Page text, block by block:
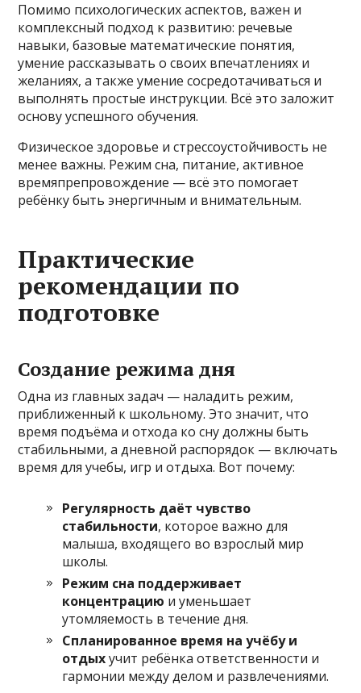
Помимо психологических аспектов, важен и
комплексный подход к развитию: речевые
навыки, базовые математические понятия,
умение рассказывать о своих впечатлениях и
желаниях, а также умение сосредотачиваться и
выполнять простые инструкции. Всё это заложит
основу успешного обучения.
Физическое здоровье и стрессоустойчивость не
менее важны. Режим сна, питание, активное
времяпрепровождение — всё это помогает
ребёнку быть энергичным и внимательным.
Практические
рекомендации по
подготовке
Создание режима дня
Одна из главных задач — наладить режим,
приближенный к школьному. Это значит, что
время подъёма и отхода ко сну должны быть
стабильными, а дневной распорядок — включать
время для учебы, игр и отдыха. Вот почему:
Регулярность даёт чувство
стабильности, которое важно для
малыша, входящего во взрослый мир
школы.
Режим сна поддерживает
концентрацию и уменьшает
утомляемость в течение дня.
Спланированное время на учёбу и
отдыхучит ребёнка ответственности и
гармонии между делом и развлечениями.